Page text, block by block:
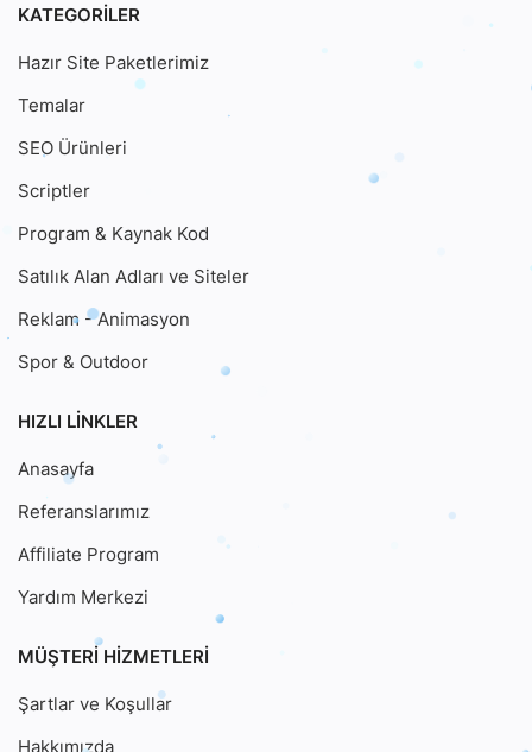
KATEGORILER
Hazır Site Paketlerimiz
Temalar
SEO Ürünleri
Scriptler
Program & Kaynak Kod
Satılık Alan Adları ve Siteler
Reklam - Animasyon
Spor & Outdoor
HIZLI LINKLER
Anasayfa
Referanslarımız
Affiliate Program
Yardım Merkezi
MÜŞTERI HIZMETLERI
Şartlar ve Koşullar
Hakkımızda